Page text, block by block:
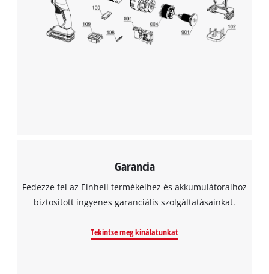
visitor. The website owner needs to setup
the site with their CMP to add this content
to the list of technologies used.
Garancia
Fedezze fel az Einhell termékeihez és akkumulátoraihoz
biztosított ingyenes garanciális szolgáltatásainkat.
Tekintse meg kínálatunkat